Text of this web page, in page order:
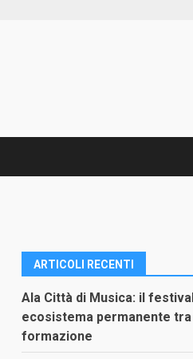
ARTICOLI RECENTI
Ala Città di Musica: il
ecosistema permanente
formazione